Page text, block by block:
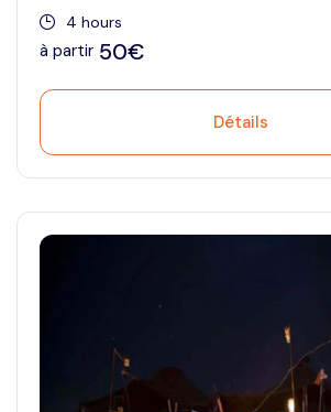
4 hours
à partir 50€
Détails